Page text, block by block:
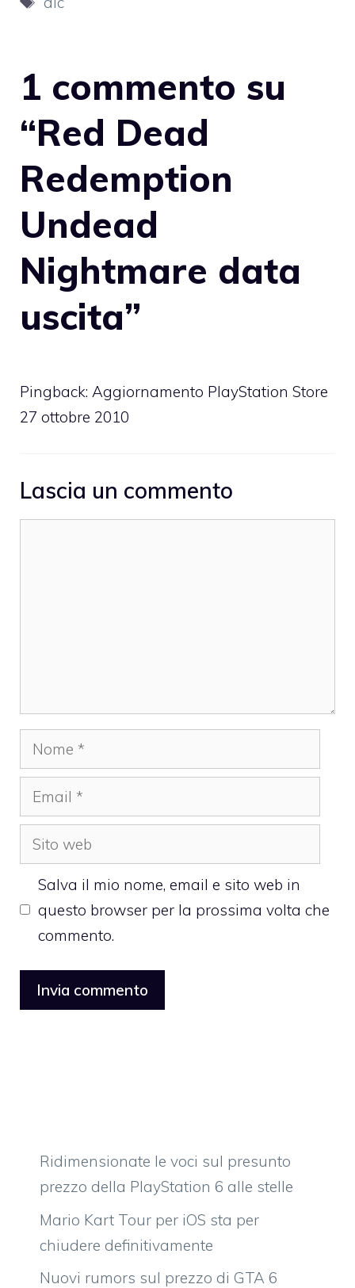
1 commento su
“Red Dead
Redemption
Undead
Nightmare data
uscita”
Pingback: Aggiornamento PlayStation Store
27 ottobre 2010
Lascia un commento
Nome
Email
Sito
web
Salva il mio nome, email e sito web in
questo browser per la prossima volta che
commento.
Ridimensionate le voci sul presunto
prezzo della PlayStation 6 alle stelle
Mario Kart Tour per iOS sta per
chiudere definitivamente
Nuovi rumors sul prezzo di GTA 6